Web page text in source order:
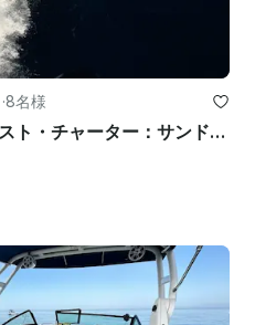
·8名様
プライベート・キー・ウェスト・チャーター：サンドバー、シュノーケル、サンセット、リーフ